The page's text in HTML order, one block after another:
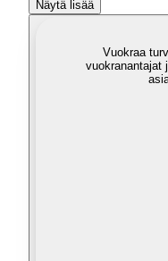
Näytä lisää
Vuokraa
vuokranantajat